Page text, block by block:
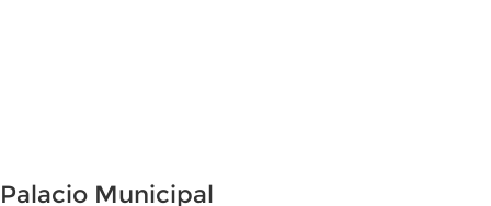
Palacio Municipal